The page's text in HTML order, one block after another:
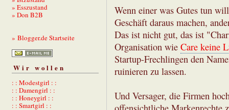
» Esszustand
» Don B2B
» Blogger.de Startseite
Wir wollen
: : Modestgirl : :
: : Damengirl : :
: : Honeygirl : :
: : Smartgirl : :
Wenn einer was Gutes tun
Geschäft daraus machen,
Das ist nicht gut, das ist
Organisation wie Care keine
Startup-Frechlingen den
ruinieren zu lassen.
Und Versager, die Firmen